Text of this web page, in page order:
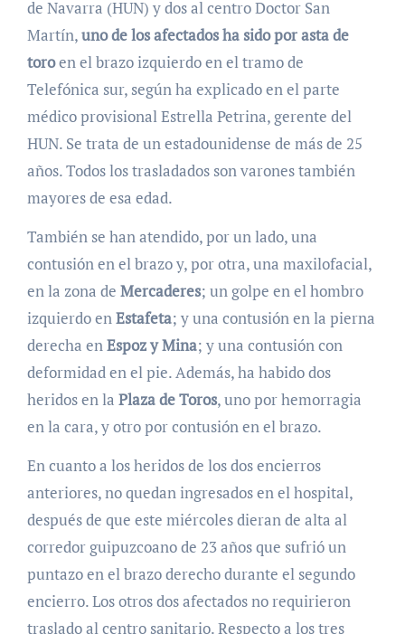
de Navarra (HUN) y dos al centro Doctor San
Martín,uno de los afectados ha sido por asta de
toroen el brazo izquierdo en el tramo de
Telefónica sur, según ha explicado en el parte
médico provisional Estrella Petrina, gerente del
HUN. Se trata de un estadounidense de más de 25
años. Todos los trasladados son varones también
mayores de esa edad.
También se han atendido, por un lado, una
contusión en el brazo y, por otra, una maxilofacial,
en la zona de Mercaderes; un golpe en el hombro
izquierdo enEstafeta; y una contusión en la pierna
derecha enEspoz y Mina; y una contusión con
deformidad en el pie. Además, ha habido dos
heridos en la Plaza de Toros, uno por hemorragia
en la cara, y otro por contusión en el brazo.
En cuanto a los heridos de los dos encierros
anteriores, no quedan ingresados en el hospital,
después de que este miércoles dieran de alta al
corredor guipuzcoano de 23 años que sufrió un
puntazo en el brazo derecho durante el segundo
encierro. Los otros dos afectados no requirieron
traslado al centro sanitario. Respecto a los tres